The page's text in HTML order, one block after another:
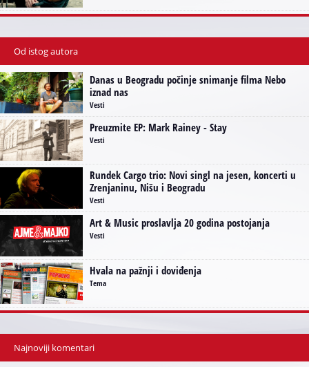
Od istog autora
Danas u Beogradu počinje snimanje filma Nebo
iznad nas
Vesti
Preuzmite EP: Mark Rainey - Stay
Vesti
Rundek Cargo trio: Novi singl na jesen, koncerti u
Zrenjaninu, Nišu i Beogradu
Vesti
Art & Music proslavlja 20 godina postojanja
Vesti
Hvala na pažnji i doviđenja
Tema
Najnoviji komentari